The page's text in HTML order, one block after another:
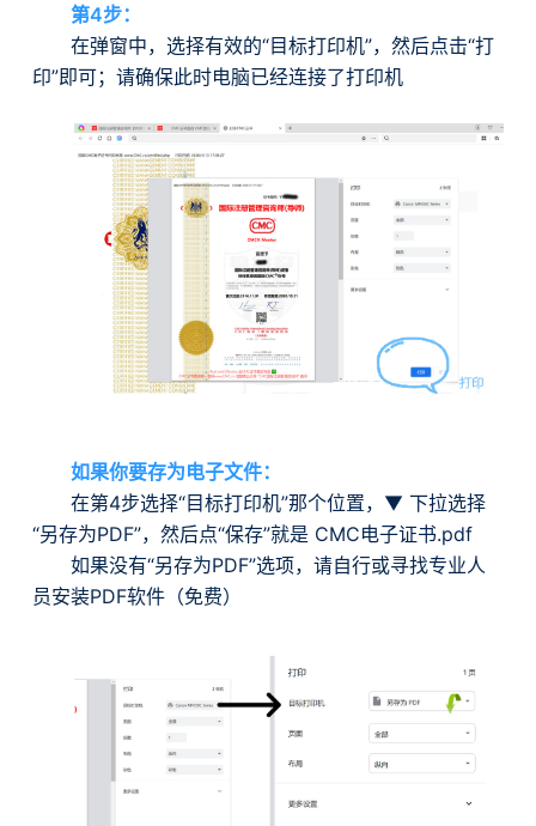
第4步：
在弹窗中，选择有效的“目标打印机”，然后点击“打
印”即可；请确保此时电脑已经连接了打印机
如果你要存为电子文件：
在第4步选择“目标打印机”那个位置，▼ 下拉选择
“另存为PDF”，然后点“保存”就是 CMC电子证书.pdf
如果没有“另存为PDF”选项，请自行或寻找专业人
员安装PDF软件（免费）